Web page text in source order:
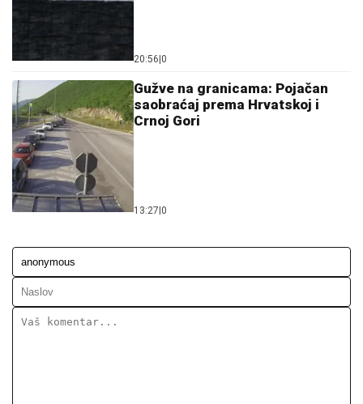
20:56 0
Gužve na granicama: Pojačan
saobraćaj prema Hrvatskoj i
Crnoj Gori
13:27 0